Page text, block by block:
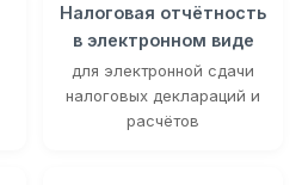
Налоговая отчётность
в электронном виде
для электронной сдачи
налоговых деклараций и
расчётов